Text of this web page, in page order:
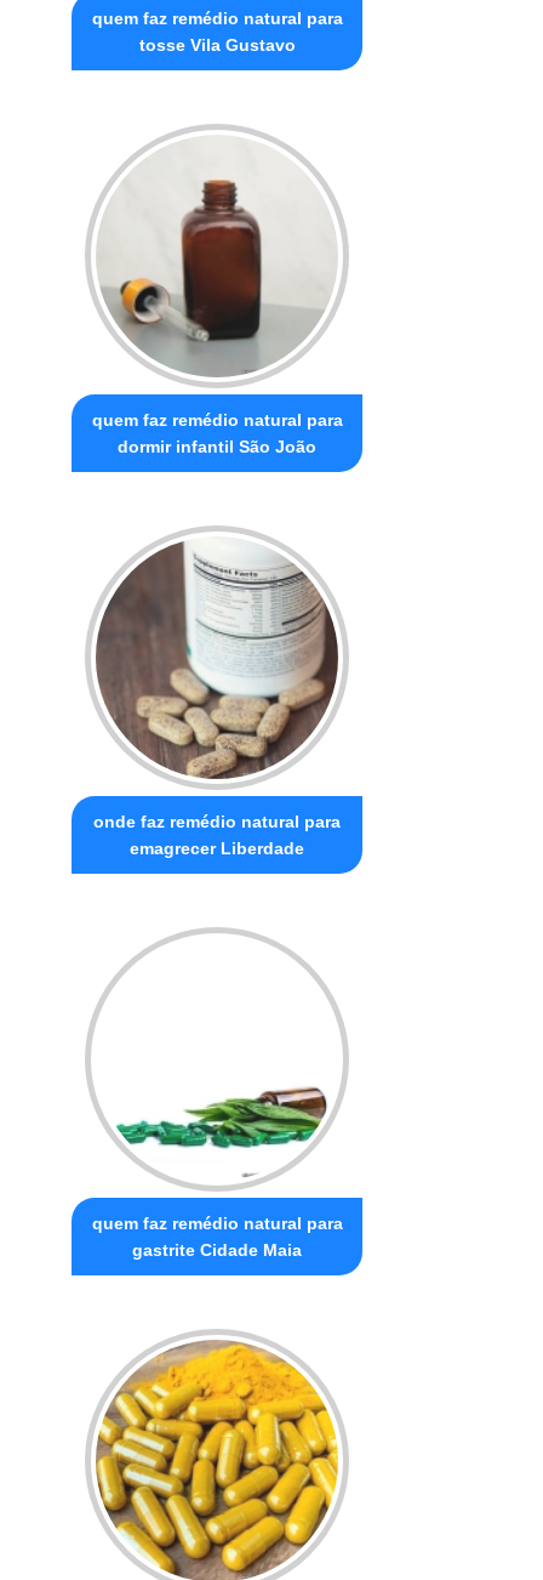
quem faz remédio natural para
tosse Vila Gustavo
quem faz remédio natural para
dormir infantil São João
onde faz remédio natural para
emagrecer Liberdade
quem faz remédio natural para
gastrite Cidade Maia